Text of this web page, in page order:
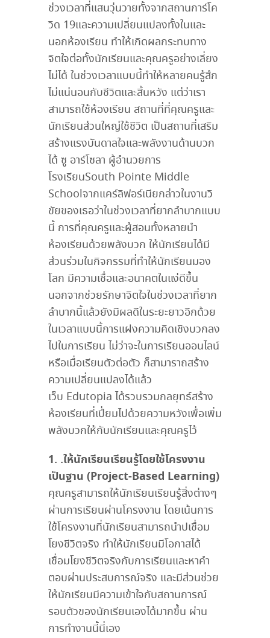
ช่วงเวลาที่แสนวุ่นวายทั้งจากสถานการ์โค
วิด 19และความเปลี่ยนแปลงทั้งในและ
นอกห้องเรียน ทำให้เกิดผลกระทบทาง
จิตใจต่อทั้งนักเรียนและคุณครูอย่างเลี่ยง
ไม่ได้ ในช่วงเวลาแบบนี้ทำให้หลายคนรู้สึก
ไม่แน่นอนกับชีวิตและสิ้นหวัง แต่ว่าเรา
สามารถใช้ห้องเรียน สถานที่ที่คุณครูและ
นักเรียนส่วนใหญ่ใช้ชีวิต เป็นสถานที่เสริม
สร้างแรงบันดาลใจและพลังงานด้านบวก
ได้ ซู อาร์โซลา ผู้อำนวยการ
โรงเรียนSouth Pointe Middle
Schoolจากแคร์ลิฟอร์เนียกล่าวในงานวิ
ขัยของเธอว่าในช่วงเวลาที่ยากลำบากแบบ
นี้ การที่คุณครูและผู้สอนทั้งหลายนำ
ห้องเรียนด้วยพลังบวก ให้นักเรียนได้มี
ส่วนร่วมในกิจกรรมที่ทำให้นักเรียนมอง
โลก มีความเชื่อและอนาคตในแง่ดีขึ้น
นอกจากช่วยรักษาจิตใจในช่วงเวลาที่ยาก
ลำบากนี้แล้วยังมีผลดีในระยะยาวอีกด้วย
ในเวลาแบบนี้การแฝงความคิดเชิงบวกลง
ไปในการเรียน ไม่ว่าจะในการเรียนออนไลน์
หรือเมื่อเรียนตัวต่อตัว ก็สามาราถสร้าง
ความเปลี่ยนแปลงได้แล้ว
เว็บ Edutopia ได้รวบรวมกลยุทธ์สร้าง
ห้องเรียนที่เปี่ยมไปด้วยความหวังเพื่อเพิ่ม
พลังบวกให้กับนักเรียนและคุณครูไว้
1. .ให้นักเรียนเรียนรู้โดยใช้โครงงาน
เป็นฐาน (Project-Based Learning)
คุณครูสามารถให้นักเรียนเรียนรู้สิ่งต่างๆ
ผ่านการเรียนผ่านโครงงาน โดยเน้นการ
ใช้โครงงานที่นักเรียนสามารถนำปเชื่อม
โยงชีวิตจริง ทำให้นักเรียนมีโอกาสได้
เชื่อมโยงชีวิตจริงกับการเรียนและหาคำ
ตอบผ่านประสบการณ์จริง และมีส่วนช่วย
ให้นักเรียนมีความเข้าใจกับสถานการณ์
รอบตัวของนักเรียนเองได้มากขึ้น ผ่าน
การทำงานนี้นี่เอง